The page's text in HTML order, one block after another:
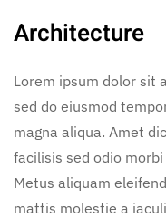
Architecture
Lorem ipsum dolor sit
sed do eiusmod
magna aliqua. Amet
facilisis sed odio
Metus aliquam
mattis molestie a